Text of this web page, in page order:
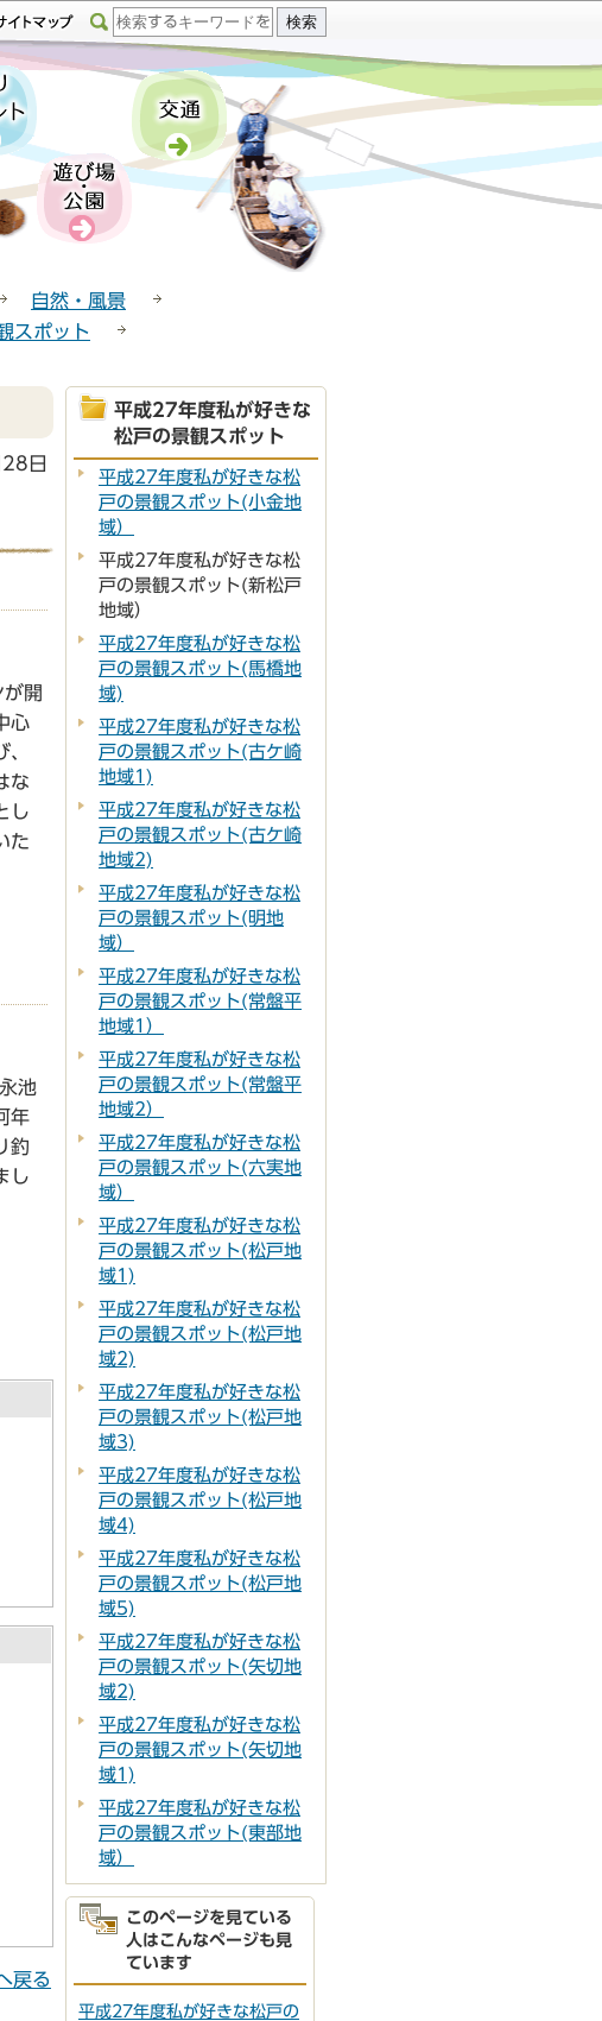
自然・風景
スポット
日
開
心
な
し
た
池
年
釣
し
戻る
平成27年度私が好きな
松戸の景観スポット
平成27年度私が好きな松
戸の景観スポット(小金地
域）
平成27年度私が好きな松
戸の景観スポット(新松戸
地域）
平成27年度私が好きな松
戸の景観スポット(馬橋地
域)
平成27年度私が好きな松
戸の景観スポット(古ケ崎
地域1)
平成27年度私が好きな松
戸の景観スポット(古ケ崎
地域2)
平成27年度私が好きな松
戸の景観スポット(明地
域）
平成27年度私が好きな松
戸の景観スポット(常盤平
地域1）
平成27年度私が好きな松
戸の景観スポット(常盤平
地域2）
平成27年度私が好きな松
戸の景観スポット(六実地
域）
平成27年度私が好きな松
戸の景観スポット(松戸地
域1)
平成27年度私が好きな松
戸の景観スポット(松戸地
域2)
平成27年度私が好きな松
戸の景観スポット(松戸地
域3)
平成27年度私が好きな松
戸の景観スポット(松戸地
域4)
平成27年度私が好きな松
戸の景観スポット(松戸地
域5)
平成27年度私が好きな松
戸の景観スポット(矢切地
域2)
平成27年度私が好きな松
戸の景観スポット(矢切地
域1)
平成27年度私が好きな松
戸の景観スポット(東部地
域）
このページを見ている
人はこんなページも見
ています
平成27年度私が好きな松戸の